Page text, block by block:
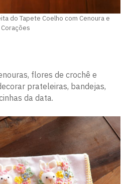
do Tapete Coelho com Cenoura e
Corações
flores de crochê e
prateleiras, bandejas,
da data.